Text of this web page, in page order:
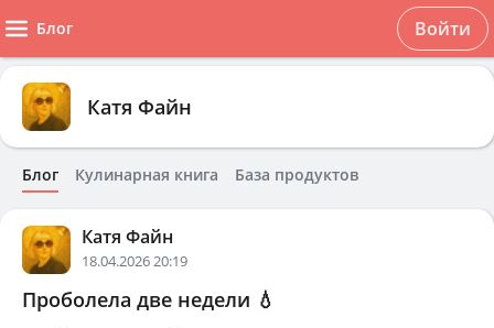
Блог Войти
Катя Файн
Блог Кулинарная книга База продуктов
Катя Файн
18.04.2026 20:19
Проболела две недели 💧